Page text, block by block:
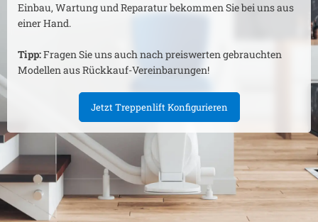
Einbau, Wartung und Reparatur bekommen Sie bei uns aus
einer Hand.
Tipp:Fragen Sie uns auch nach preiswerten gebrauchten
Modellen aus Rückkauf-Vereinbarungen!
Jetzt Treppenlift Konfigurieren